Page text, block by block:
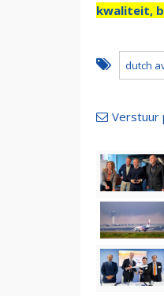
kwaliteit,
dutch
Verstuur